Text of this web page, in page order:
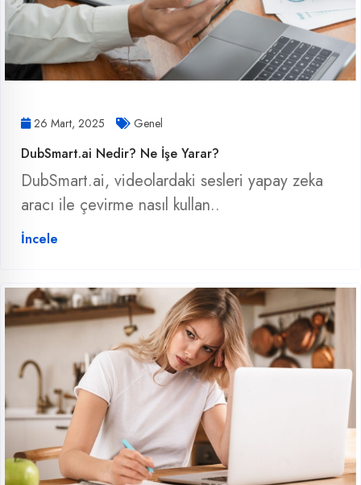
26 Mart, 2025 Genel
DubSmart.ai Nedir? Ne İşe Yarar?
DubSmart.ai, videolardaki sesleri yapay zeka
aracı ile çevirme nasıl kullan..
İncele